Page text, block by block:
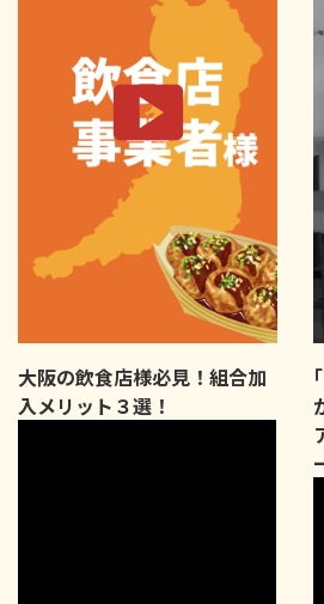
大阪の飲食店様必見！組合加
入メリット３選！